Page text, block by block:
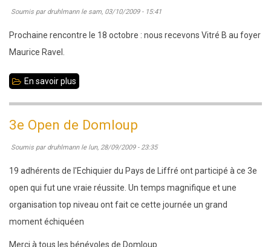
Vilaine
2009-
Soumis par druhlmannle sam, 03/10/2009 - 15:41
Prochaine rencontre le 18 octobre : nous recevons Vitré B au foyer
Maurice Ravel.
En savoir plus
1
:
nous
gagnons
par
3e Open de Domloup
Soumis par druhlmannle lun, 28/09/2009 - 23:35
19 adhérents de l'Echiquier du Pays de Liffré ont participé à ce 3e
open qui fut une vraie réussite. Un temps magnifique et une
organisation top niveau ont fait ce cette journée un grand
moment échiquéen
Merci à tous les bénévoles de Domloup